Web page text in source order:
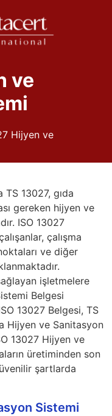
ve
Hijyen ve
TS 13027, gıda
gereken hijyen ve
ISO 13027
çalışma
ve diğer
işletmelere
Belgesi
13027 Belgesi, TS
Hijyen ve Sanitasyon
13027 Hijyen ve
üretiminden son
şartlarda
Sistemi